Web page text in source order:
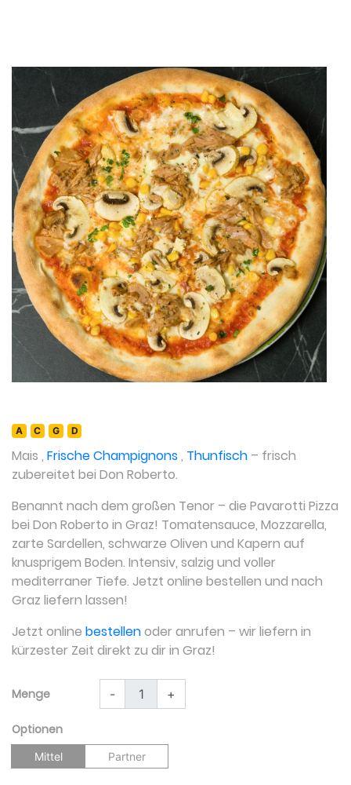
A C G D
Mais , Frische Champignons, Thunfisch – frisch
zubereitet bei Don Roberto.
Benannt nach dem großen Tenor – die Pavarotti Pizza
bei Don Roberto in Graz! Tomatensauce, Mozzarella,
zarte Sardellen, schwarze Oliven und Kapern auf
knusprigem Boden. Intensiv, salzig und voller
mediterraner Tiefe. Jetzt online bestellen und nach
Graz liefern lassen!
Jetzt online bestellenoder anrufen – wir liefern in
kürzester Zeit direkt zu dir in Graz!
Menge - +
Optionen
Mittel Partner